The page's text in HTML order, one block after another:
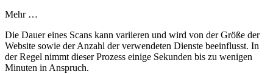
Mehr …
Die Dauer eines Scans kann variieren und wird von der Größe der
Website sowie der Anzahl der verwendeten Dienste beeinflusst. In
der Regel nimmt dieser Prozess einige Sekunden bis zu wenigen
Minuten in Anspruch.